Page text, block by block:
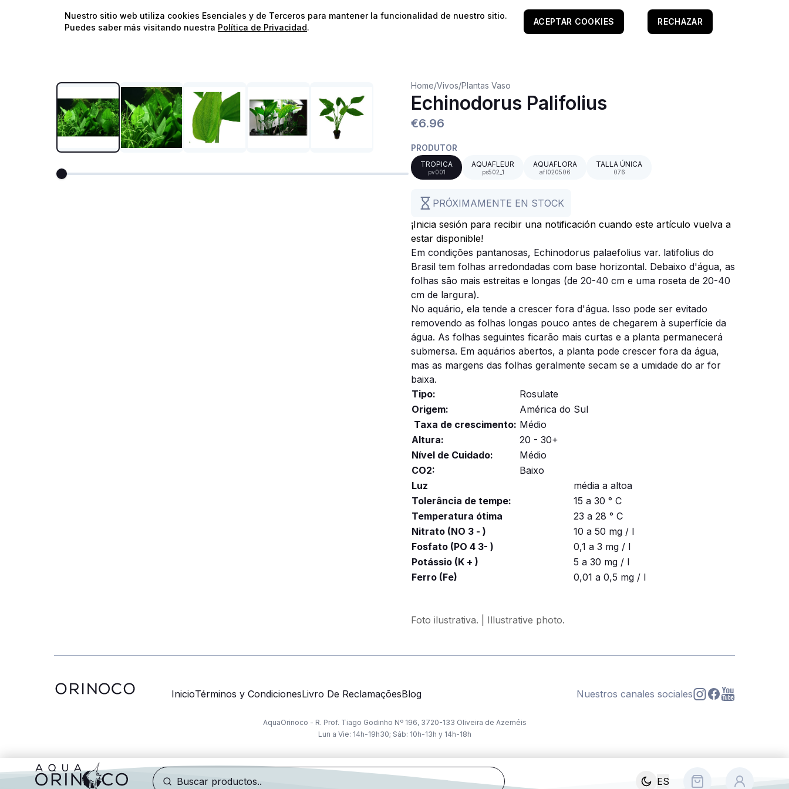
⭐️¡Envíos gratis para pedidos superiores a 60€!*⭐️
ES
Home/Vivos/Plantas Vaso
Echinodorus Palifolius
€6.96
PRODUTOR
TROPICA
pv001
AQUAFLEUR
ps502_1
AQUAFLORA
afl020506
TALLA ÚNICA
076
PRÓXIMAMENTE EN STOCK
¡Inicia sesión para recibir una notificación cuando este artículo vuelva a
estar disponible!
Em condições pantanosas, Echinodorus palaefolius var. latifolius do
Brasil tem folhas arredondadas com base horizontal. Debaixo d'água, as
folhas são mais estreitas e longas (de 20-40 cm e uma roseta de 20-40
cm de largura).
No aquário, ela tende a crescer fora d'água. Isso pode ser evitado
removendo as folhas longas pouco antes de chegarem à superfície da
água. As folhas seguintes ficarão mais curtas e a planta permanecerá
submersa. Em aquários abertos, a planta pode crescer fora da água,
mas as margens das folhas geralmente secam se a umidade do ar for
baixa.
Tipo:
Rosulate
Origem:
América do Sul
Taxa de crescimento: Médio
Altura:
20 - 30+
Nível de Cuidado:
Médio
CO2:
Baixo
Luz
média a altoa
Tolerância de tempe:
15 a 30 ° C
Temperatura ótima
23 a 28 ° C
Nitrato (NO 3 - )
10 a 50 mg / l
Fosfato (PO 4 3- )
0,1 a 3 mg / l
Potássio (K + )
5 a 30 mg / l
Ferro (Fe)
0,01 a 0,5 mg / l
Foto ilustrativa. | Illustrative photo.
InicioTérminos y CondicionesLivro De ReclamaçõesBlog Nuestros canales sociales
AquaOrinoco - R. Prof. Tiago Godinho Nº 196, 3720-133 Oliveira de Azeméis
Lun a Vie: 14h-19h30; Sáb: 10h-13h y 14h-18h
Nuestro sitio web utiliza cookies Esenciales y de Terceros para mantener la funcionalidad de nuestro sitio.
Puedes saber más visitando nuestra Política de Privacidad.
ACEPTAR COOKIES RECHAZAR